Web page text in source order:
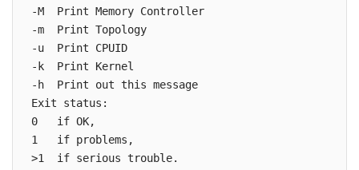
-M  Print Memory Controller
-m  Print Topology
-u  Print CPUID
-k  Print Kernel
-h  Print out this message
Exit status:
0   if OK,
1   if problems,
>1  if serious trouble.